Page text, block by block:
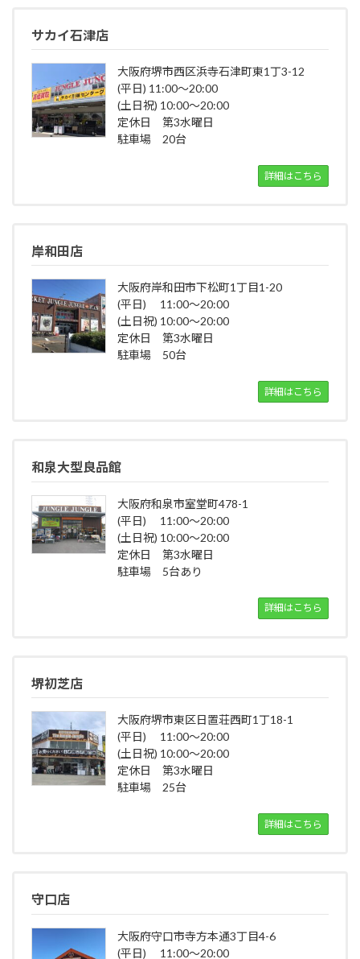
サカイ石津店
大阪府堺市西区浜寺石津町東1丁3-12
(平日) 11:00～20:00
(土日祝) 10:00～20:00
定休日 第3水曜日
駐車場 20台
詳細はこちら
岸和田店
大阪府岸和田市下松町1丁目1-20
(平日) 11:00～20:00
(土日祝) 10:00～20:00
定休日 第3水曜日
駐車場 50台
詳細はこちら
和泉大型良品館
大阪府和泉市室堂町478-1
(平日) 11:00～20:00
(土日祝) 10:00～20:00
定休日 第3水曜日
駐車場 5台あり
詳細はこちら
堺初芝店
大阪府堺市東区日置荘西町1丁18-1
(平日) 11:00～20:00
(土日祝) 10:00～20:00
定休日 第3水曜日
駐車場 25台
詳細はこちら
守口店
大阪府守口市寺方本通3丁目4-6
(平日) 11:00～20:00